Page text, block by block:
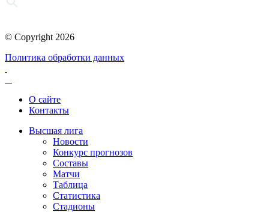
© Copyright 2026
Политика обработки данных
О сайте
Контакты
Высшая лига
Новости
Конкурс прогнозов
Составы
Матчи
Таблица
Статистика
Стадионы